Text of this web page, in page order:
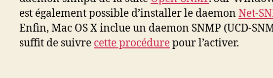
est également possible d’installer le daemon Net-
Enfin, Mac OS X inclue un daemon SNMP (UCD-
suffit de suivre cette procédurepour l’activer.